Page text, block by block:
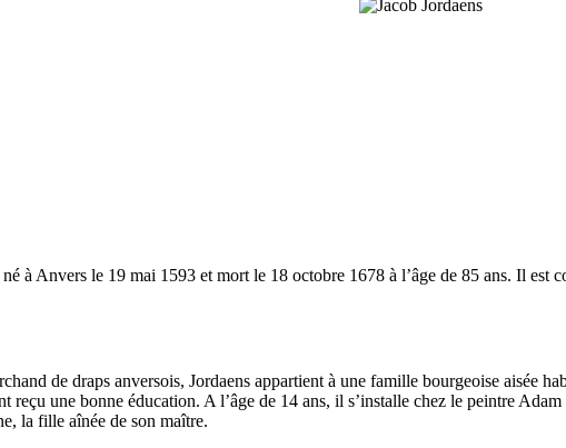
à Anvers le 19 mai 1593 et mort le 18 octobre 1678 à l’âge de 85 ans. Il est
de draps anversois, Jordaens appartient à une famille bourgeoise aisée
reçu une bonne éducation. A l’âge de 14 ans, il s’installe chez le peintre
la fille aînée de son maître.